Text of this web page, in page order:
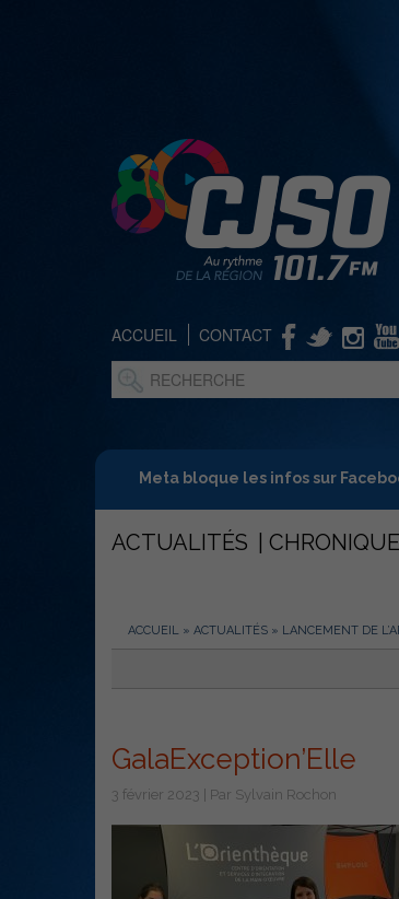
ACCUEIL CONTACT
Meta bloque les infos sur
ACTUALITÉS
ACCUEIL » ACTUALITÉS » LANCEMENT DE
GalaException’Elle
3 février 2023 | Par Sylvain Rochon